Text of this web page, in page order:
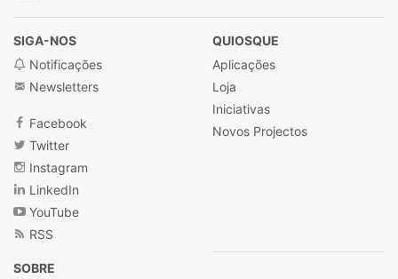
SIGA-NOS
Notificações
Newsletters
Facebook
Twitter
Instagram
LinkedIn
YouTube
RSS
QUIOSQUE
Aplicações
Loja
Iniciativas
Novos Projectos
SOBRE